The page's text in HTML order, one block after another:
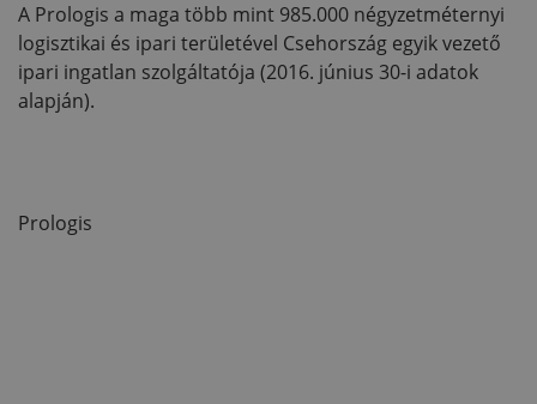
A Prologis a maga több mint 985.000 négyzetméternyi
logisztikai és ipari területével Csehország egyik vezető
ipari ingatlan szolgáltatója (2016. június 30-i adatok
alapján).
Prologis